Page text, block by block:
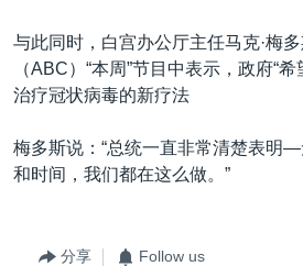
与此同时，白宫办公厅主任马克·梅
（ABC）“本周”节目中表示，政府“
治疗冠状病毒的新疗法
梅多斯说：“总统一直非常清楚表明
和时间，我们都在这么做。”
分享 Follow us